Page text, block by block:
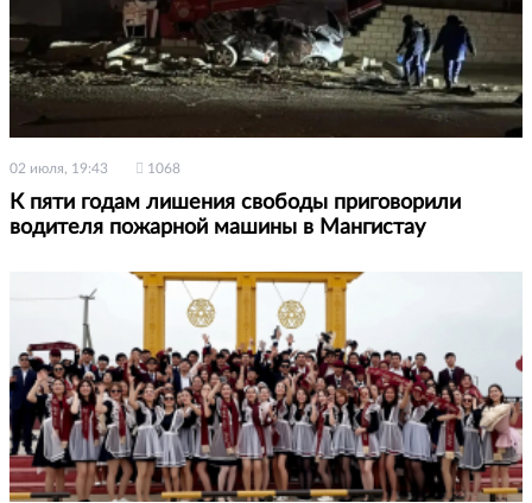
02 июля, 19:43 1068
К пяти годам лишения свободы приговорили
водителя пожарной машины в Мангистау